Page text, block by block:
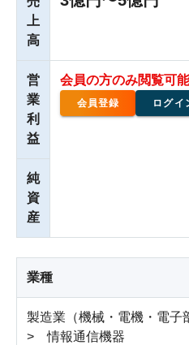
上
高
営
業
利
益
会員の方のみ閲覧可
会員登録 ログイ
純
資
産
業種
製造業（機械・電機・電
> 情報通信機器